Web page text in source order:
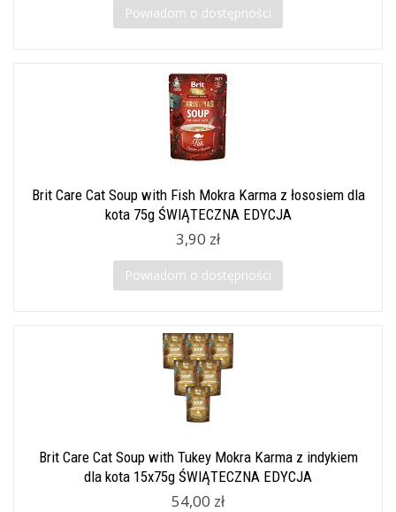
Powiadom o dostępności
Brit Care Cat Soup with Fish Mokra Karma z łososiem dla
kota 75g ŚWIĄTECZNA EDYCJA
3,90 zł
Powiadom o dostępności
Brit Care Cat Soup with Tukey Mokra Karma z indykiem
dla kota 15x75g ŚWIĄTECZNA EDYCJA
54,00 zł